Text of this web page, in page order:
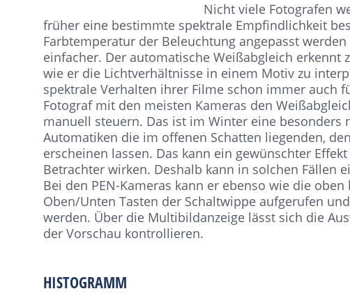
Nicht viele Fotografen
früher eine bestimmte spektrale Empfindlichkeit
Farbtemperatur der Beleuchtung angepasst
einfacher. Der automatische Weißabgleich
wie er die Lichtverhältnisse in einem Motiv zu
spektrale Verhalten ihrer Filme schon immer auch
Fotograf mit den meisten Kameras den
manuell steuern. Das ist im Winter eine besonders
Automatiken die im offenen Schatten liegenden,
erscheinen lassen. Das kann ein gewünschter
Betrachter wirken. Deshalb kann in solchen Fällen
Bei den PEN-Kameras kann er ebenso wie die
Oben/Unten Tasten der Schaltwippe aufgerufen
werden. Über die Multibildanzeige lässt sich die
der Vorschau kontrollieren.
HISTOGRAMM